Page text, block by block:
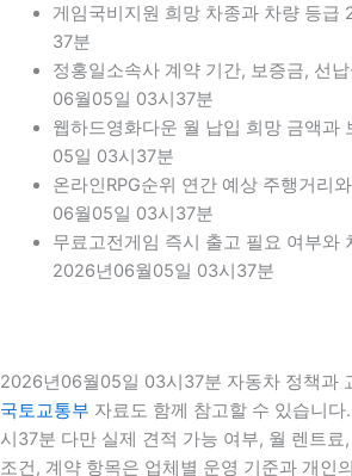
게임국비지원 희망 차종과 차량 등급
37분
정홍일소속사 계약 기간, 보증금, 선
06월05일 03시37분
웹하드영화다운 월 납입 희망 금액과
05일 03시37분
온라인RPG순위 연간 예상 주행거리
06월05일 03시37분
무료고전게임 즉시 출고 필요 여부와
2026년06월05일 03시37분
2026년06월05일 03시37분 자동차 정책과
국토교통부 자료도 함께 참고할 수 있습니
시37분 다만 실제 견적 가능 여부, 월 렌트료
조건, 계약 항목은 업체별 운영 기준과 개인